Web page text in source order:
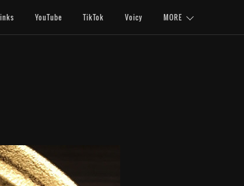
YouTube TikTok Voicy MORE